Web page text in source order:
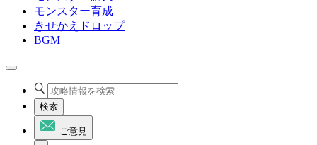
モンスター育成
きせかえドロップ
BGM
検索
ご意見